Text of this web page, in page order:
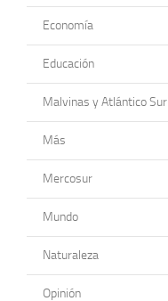
Economía
Educación
Malvinas y Atlántico Sur
Más
Mercosur
Mundo
Naturaleza
Opinión